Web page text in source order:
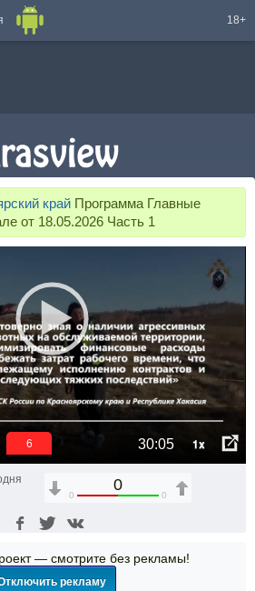
18+
край Программа Главные
от 18.05.2026 Часть 1
30:05 1x
6
0
0 0
— смотрите без рекламы!
рекламу